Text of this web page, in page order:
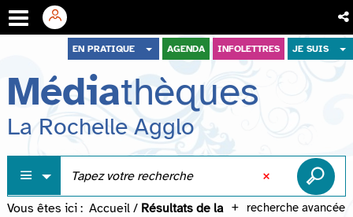
menu
contenu
recherche
EN PRATIQUE AGENDA INFOLETTRES JE SUIS
Médiathèques
La Rochelle Agglo
recherche avancée
Vous êtes ici : Accueil / Résultats de la